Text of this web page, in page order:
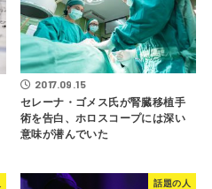
2017.09.15
セレーナ・ゴメス氏が腎臓移植手
術を告白、ホロスコープには深い
意味が潜んでいた
話題の人